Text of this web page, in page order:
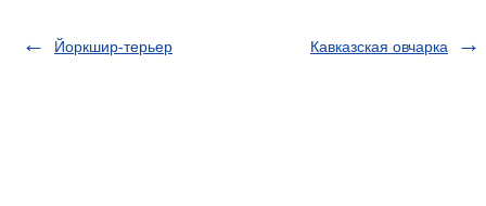
Йоркшир-терьер Кавказская овчарка